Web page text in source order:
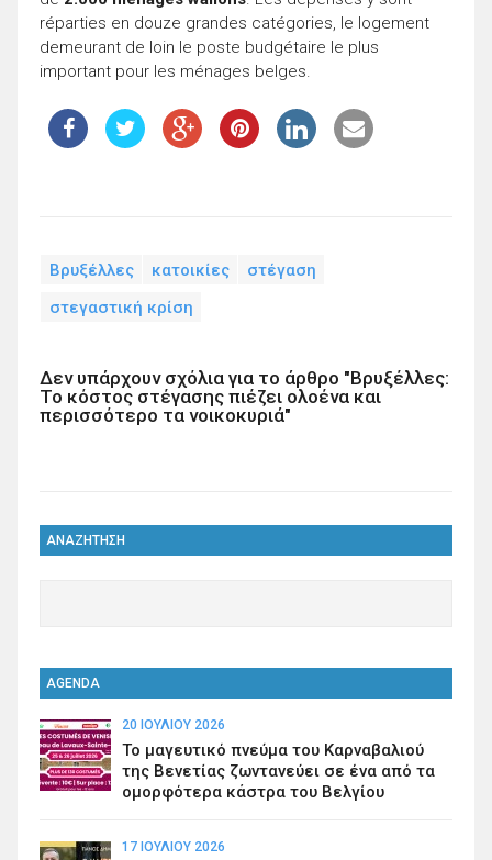
réparties en douze grandes catégories, le logement
demeurant de loin le poste budgétaire le plus
important pour les ménages belges.
Βρυξέλλες κατοικίες
στέγαση
στεγαστική κρίση
Δεν υπάρχουν σχόλια για το άρθρο "Βρυξέλλες:
Το κόστος στέγασης πιέζει ολοένα και
περισσότερο τα νοικοκυριά"
ΑΝΑΖΗΤΗΣΗ
AGENDA
20 ΙΟΥΛΊΟΥ 2026
Το μαγευτικό πνεύμα του Καρναβαλιού
της Βενετίας ζωντανεύει σε ένα από τα
ομορφότερα κάστρα του Βελγίου
17 ΙΟΥΛΊΟΥ 2026